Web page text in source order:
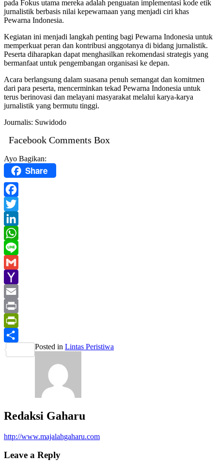
pada Fokus utama mereka adalah penguatan implementasi kode etik
jurnalistik berbasis nilai kepewarnaan yang menjadi ciri khas
Pewarna Indonesia.
Kegiatan ini menjadi langkah penting bagi Pewarna Indonesia untuk
memperkuat peran dan kontribusi anggotanya di bidang jurnalistik.
Peserta diharapkan dapat menghasilkan rekomendasi strategis yang
bermanfaat untuk pengembangan organisasi ke depan.
Acara berlangsung dalam suasana penuh semangat dan komitmen
dari para peserta, mencerminkan tekad Pewarna Indonesia untuk
terus berinovasi dan melayani masyarakat melalui karya-karya
jurnalistik yang bermutu tinggi.
Journalis: Suwidodo
Facebook Comments Box
Ayo Bagikan:
Share
Facebook
Twitter
LinkedIn
WhatsApp
Line
Gmail
Yahoo
Mail
Email
Print
PrintFriendly
Share
Posted in Lintas Peristiwa
Redaksi Gaharu
http://www.majalahgaharu.com
Leave a Reply